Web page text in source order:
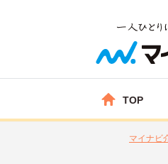
TOP
マイナビ